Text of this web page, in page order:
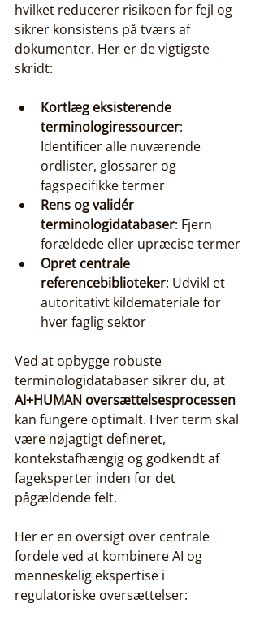
hvilket reducerer risikoen for fejl og
sikrer konsistens på tværs af
dokumenter. Her er de vigtigste
skridt:
Kortlæg eksisterende
terminologiressourcer:
Identificer alle nuværende
ordlister, glossarer og
fagspecifikke termer
Rens og validér
terminologidatabaser: Fjern
forældede eller upræcise termer
Opret centrale
referencebiblioteker: Udvikl et
autoritativt kildemateriale for
hver faglig sektor
Ved at opbygge robuste
terminologidatabaser sikrer du, at
AI+HUMAN oversættelsesprocessen
kan fungere optimalt. Hver term skal
være nøjagtigt defineret,
kontekstafhængig og godkendt af
fageksperter inden for det
pågældende felt.
Her er en oversigt over centrale
fordele ved at kombinere AI og
menneskelig ekspertise i
regulatoriske oversættelser: